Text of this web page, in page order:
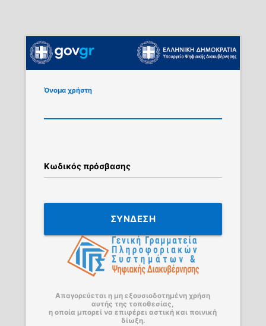
Όνομα χρήστη
Κωδικός πρόσβασης
ΣΥΝΔΕΣΗ
Απαγορεύεται η μη εξουσιοδοτημένη χρήση
αυτής της τοποθεσίας,
η οποία μπορεί να επιφέρει αστική και ποινική
δίωξη.